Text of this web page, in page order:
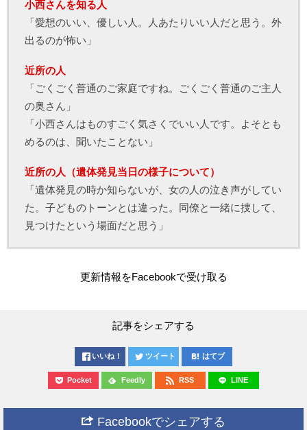
小西さんを知る人
「愛想のいい、優しい人。人あたりいい人だと思う。外
出るのが怖い」
近所の人
「ごくごく普通のご家庭ですね。ごくごく普通のご主人
の奥さん」
「小西さんはものすごく気さくでいい人です。よそとも
めるのは、聞いたことない」
近所の人（遺体発見当日の様子について）
「遺体発見の時か知らないが、女の人の泣き声がしてい
た。子どものトーンとは違った。同僚と一緒に捜して、
見つけたという場面だと思う」
更新情報をFacebookで受け取る
記事をシェアする
いいね！ ツイート はてブ
Pocket Feedly RSS LINE
Facebookでシェアする